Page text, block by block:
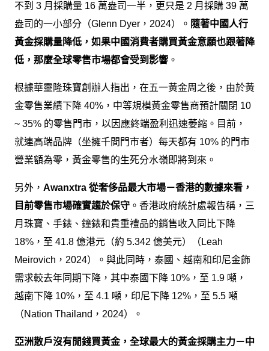
不到 3 月採購量 16 萬盎司一半，更只是 2 月採購 39 萬
盎司的一小部分（Glenn Dyer，2024）。 隨著中國人行
黃金採購量降低，如果中國消費者購買黃金意願也跟著降
低，那麼全球零售市場都會受到影響 。
根據華靈隆珠寶創辦人指出，在五一黃金周之後，由於黃
金零售業績下降 40%，中等規模黃金零售商預計關閉 10
~ 35% 的零售門市，以因應終端盈利迅速萎縮。目前，
就連高端品牌（坐擁千間門市者）每天都有 10% 的門市
營業額為零，黃金零售的生死分水嶺即將到來。
另外， Awanxtra 從奢侈品最大市場－香港的數據來看，
目前零售市場確實趨於保守 。香港政府統計處報告稱，三
月珠寶、手錶、鐘錶和貴重禮品的銷售收入同比下降
18%，至 41.8 億港元（約 5.342 億美元）（Leah
Meirovich，2024）。與此同時，泰國、越南和印尼金飾
需求較去年同期下降，其中泰國下降 10%，至 1.9 噸，
越南下降 10%，至 4.1 噸，印尼下降 12%，至 5.5 噸
（Nation Thailand，2024）。
亞洲散戶沒有閒錢買黃金，全球最大的黃金採購主力－中